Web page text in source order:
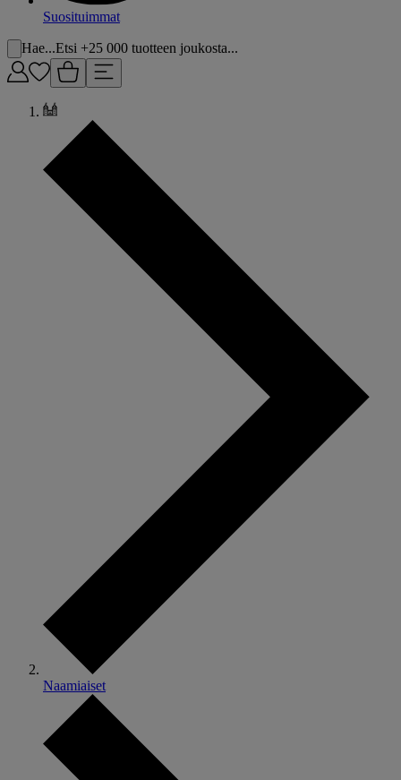
Suosituimmat
Hae...Etsi +25 000 tuotteen joukosta...
Naamiaiset